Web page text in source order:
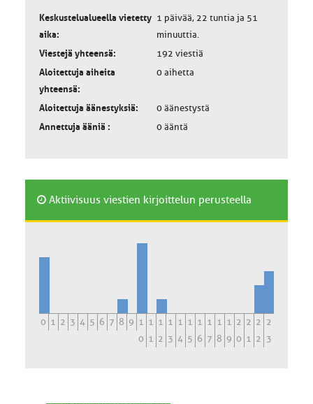
Keskustelualueella vietetty
aika:
1 päivää, 22 tuntia ja 51
minuuttia.
Viestejä yhteensä:
192 viestiä
Aloitettuja aiheita
yhteensä:
0 aihetta
Aloitettuja äänestyksiä:
0 äänestystä
Annettuja ääniä :
0 ääntä
Aktiivisuus viestien kirjoittelun perusteella
0 1 2 3 4 5 6 7 8 9 1
0
1
1
1
2
1
3
1
4
1
5
1
6
1
7
1
8
1
9
2
0
2
1
2
2
2
3